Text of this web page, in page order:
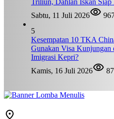
Triliun, Dahlan Iskan Siap
Sabtu, 11 Juli 2026
5
Kesempatan 10 TKA
Gunakan Visa
Imigrasi Kepri?
Kamis, 16 Juli 2026